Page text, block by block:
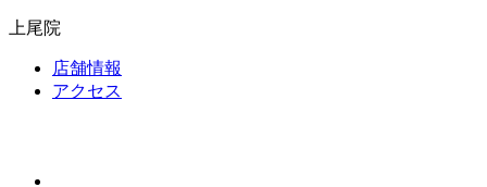
上尾院
店舗情報
アクセス